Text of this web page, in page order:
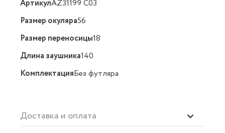
АртикулAZ31199 C03
Размер окуляра56
Размер переносицы18
Длина заушника140
КомплектацияБез футляра
Доставка и оплата